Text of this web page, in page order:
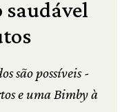
saudável
são possíveis -
e uma Bimby à